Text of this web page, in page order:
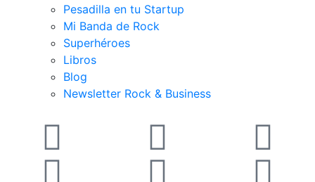
Pesadilla en tu Startup
Mi Banda de Rock
Superhéroes
Libros
Blog
Newsletter Rock & Business